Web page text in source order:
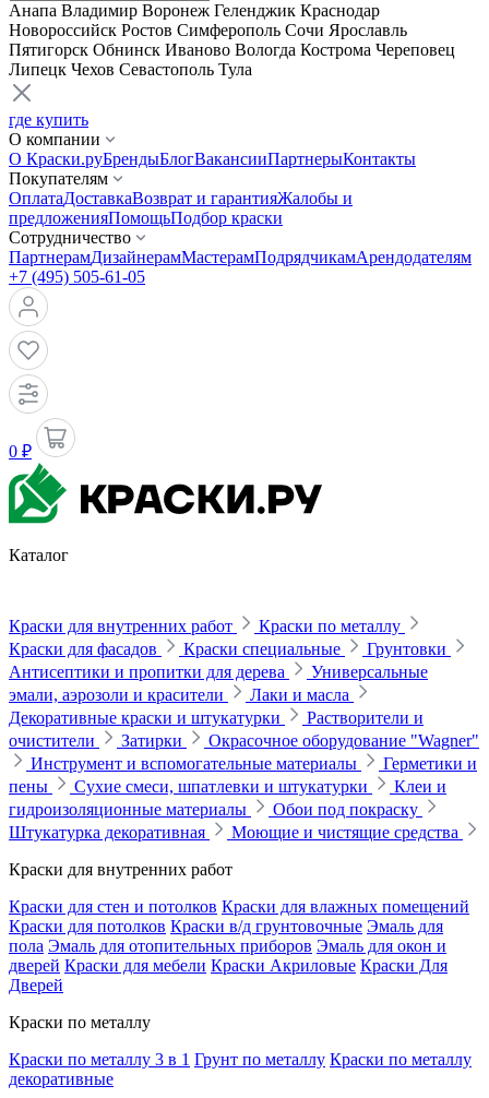
Анапа Владимир Воронеж Геленджик Краснодар
Новороссийск Ростов Симферополь Сочи Ярославль
Пятигорск Обнинск Иваново Вологда Кострома Череповец
Липецк Чехов Севастополь Тула
где купить
О компании
О Краски.руБрендыБлогВакансииПартнерыКонтакты
Покупателям
ОплатаДоставкаВозврат и гарантияЖалобы и
предложенияПомощьПодбор краски
Сотрудничество
ПартнерамДизайнерамМастерамПодрядчикамАрендодателям
+7 (495) 505-61-05
0 ₽
Каталог
Краски для внутренних работ
Краски по металлу
Краски для фасадов
Краски специальные
Грунтовки
Антисептики и пропитки для дерева
Универсальные
эмали, аэрозоли и красители
Лаки и масла
Декоративные краски и штукатурки
Растворители и
очистители
Затирки
Окрасочное оборудование "Wagner"
Инструмент и вспомогательные материалы
Герметики и
пены
Сухие смеси, шпатлевки и штукатурки
Клеи и
гидроизоляционные материалы
Обои под покраску
Штукатурка декоративная
Моющие и чистящие средства
Краски для внутренних работ
Краски для стен и потолков Краски для влажных помещений
Краски для потолков Краски в/д грунтовочные Эмаль для
пола Эмаль для отопительных приборов Эмаль для окон и
дверей Краски для мебели Краски Акриловые Краски Для
Дверей
Краски по металлу
Краски по металлу 3 в 1 Грунт по металлу Краски по металлу
декоративные